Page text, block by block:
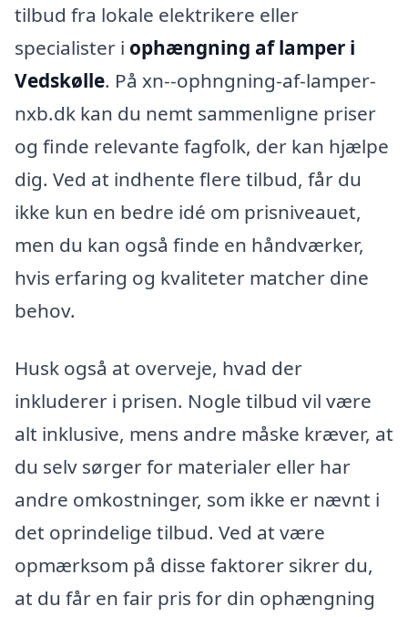
tilbud fra lokale elektrikere eller
specialister i ophængning af lamper i
Vedskølle. På xn--ophngning-af-lamper-
nxb.dk kan du nemt sammenligne priser
og finde relevante fagfolk, der kan hjælpe
dig. Ved at indhente flere tilbud, får du
ikke kun en bedre idé om prisniveauet,
men du kan også finde en håndværker,
hvis erfaring og kvaliteter matcher dine
behov.
Husk også at overveje, hvad der
inkluderer i prisen. Nogle tilbud vil være
alt inklusive, mens andre måske kræver, at
du selv sørger for materialer eller har
andre omkostninger, som ikke er nævnt i
det oprindelige tilbud. Ved at være
opmærksom på disse faktorer sikrer du,
at du får en fair pris for din ophængning